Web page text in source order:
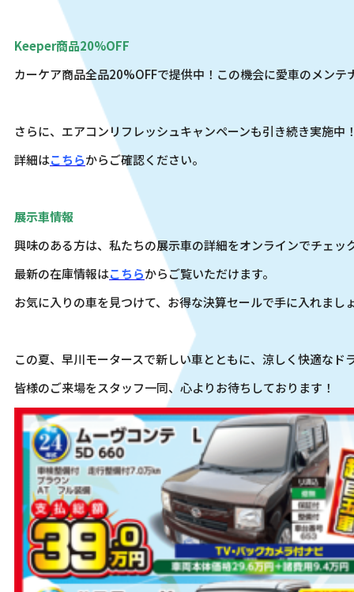
Keeper商品20%OFF
カーケア商品全品20%OFFで提供中！この機会に愛車のメンテ
さらに、エアコンリフレッシュキャンペーンも引き続き実施中
詳細はこちらからご確認ください。
展示車情報
興味のある方は、私たちの展示車の詳細をオンラインでチェッ
最新の在庫情報はこちらからご覧いただけます。
お気に入りの車を見つけて、お得な決算セールで手に入れまし
この夏、早川モータースで新しい車とともに、涼しく快適なド
皆様のご来場をスタッフ一同、心よりお待ちしております！